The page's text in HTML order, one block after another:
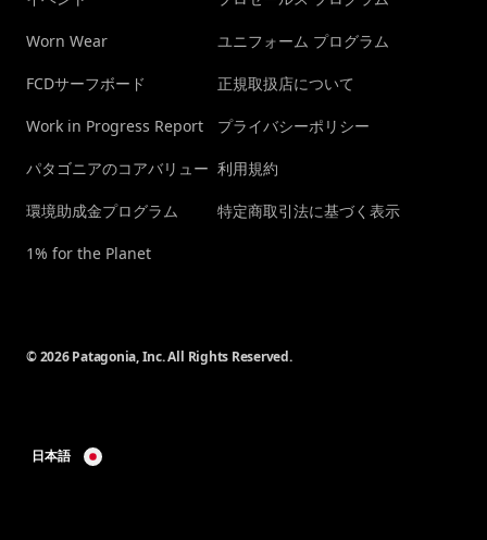
Worn Wear
FCDサーフボード
Work in Progress Report
パタゴニアのコアバリュー
環境助成金プログラム
1% for the Planet
ユニフォーム プログラム
正規取扱店について
プライバシーポリシー
利用規約
特定商取引法に基づく表示
© 2026 Patagonia, Inc. All Rights Reserved.
日本語